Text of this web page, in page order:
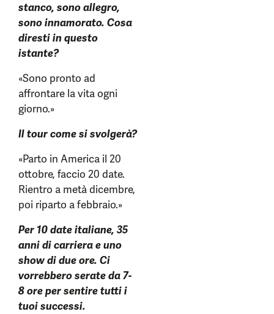
stanco, sono allegro,
sono innamorato. Cosa
diresti in questo
istante?
«Sono pronto ad
affrontare la vita ogni
giorno.»
Il tour come si svolgerà?
«Parto in America il 20
ottobre, faccio 20 date.
Rientro a metà dicembre,
poi riparto a febbraio.»
Per 10 date italiane, 35
anni di carriera e uno
show di due ore. Ci
vorrebbero serate da 7-
8 ore per sentire tutti i
tuoi successi.